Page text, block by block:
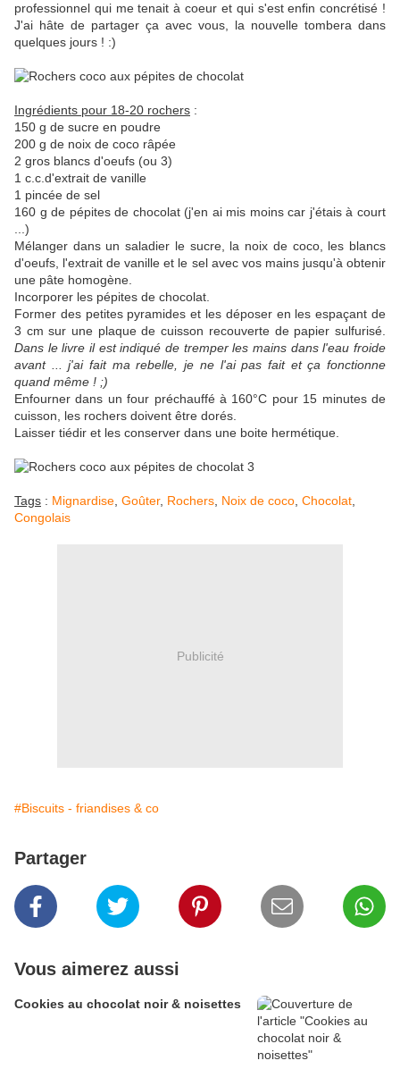
professionnel qui me tenait à coeur et qui s'est enfin concrétisé !
J'ai hâte de partager ça avec vous, la nouvelle tombera dans
quelques jours ! :)
Ingrédients pour 18-20 rochers :
150 g de sucre en poudre
200 g de noix de coco râpée
2 gros blancs d'oeufs (ou 3)
1 c.c.d'extrait de vanille
1 pincée de sel
160 g de pépites de chocolat (j'en ai mis moins car j'étais à court
...)
Mélanger dans un saladier le sucre, la noix de coco, les blancs
d'oeufs, l'extrait de vanille et le sel avec vos mains jusqu'à obtenir
une pâte homogène.
Incorporer les pépites de chocolat.
Former des petites pyramides et les déposer en les espaçant de
3 cm sur une plaque de cuisson recouverte de papier sulfurisé.
Dans le livre il est indiqué de tremper les mains dans l'eau froide
avant ... j'ai fait ma rebelle, je ne l'ai pas fait et ça fonctionne
quand même ! ;)
Enfourner dans un four préchauffé à 160°C pour 15 minutes de
cuisson, les rochers doivent être dorés.
Laisser tiédir et les conserver dans une boite hermétique.
Tags : Mignardise Goûter, Rochers Noix de coco Chocolat
Congolais
Publicité
#Biscuits - friandises & co
Partager
Vous aimerez aussi
Cookies au chocolat noir & noisettes